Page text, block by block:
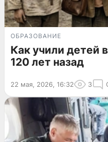
ОБРАЗОВАНИЕ
Как учили детей
120 лет назад
22 мая, 2026, 16:32 3